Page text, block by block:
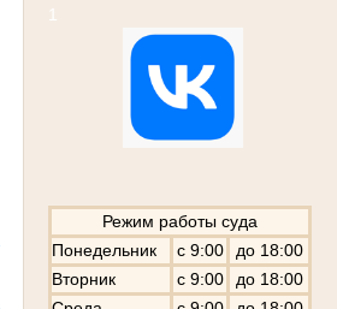
Режим работы суда
Понедельник
с 9:00
до 18:00
Вторник
с 9:00
до 18:00